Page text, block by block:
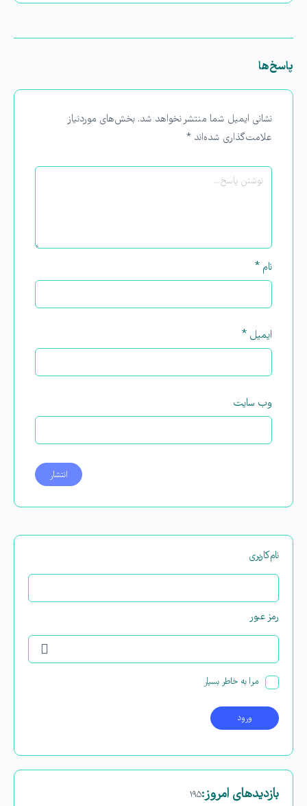
پاسخ‌ها
نشانی ایمیل شما منتشر نخواهد شد. بخش‌های موردنیاز
علامت‌گذاری شده‌اند *
نام *
ایمیل *
وب‌ سایت
نام‌کاربری
رمز عبور
مرا به خاطر بسپار
بازدیدهای امروز:۱۹۵